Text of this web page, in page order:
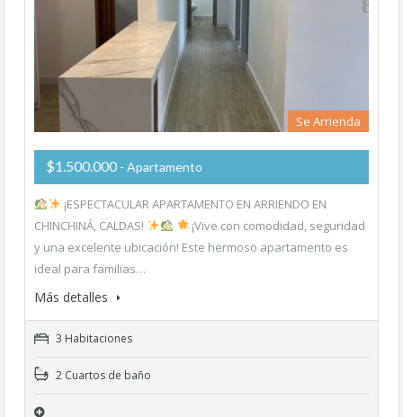
Se Arrienda
$1.500.000 - Apartamento
¡ESPECTACULAR APARTAMENTO EN ARRIENDO EN
CHINCHINÁ, CALDAS!
¡Vive con comodidad, seguridad
y una excelente ubicación! Este hermoso apartamento es
ideal para familias…
Más detalles
3 Habitaciones
2 Cuartos de baño